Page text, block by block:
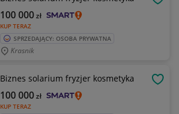
KUP TERAZ
100 000zł
SPRZEDAJĄCY: OSOBA PRYWATNA
Krasnik
Biznes solarium fryzjer kosmetyka
KUP TERAZ
100 000zł